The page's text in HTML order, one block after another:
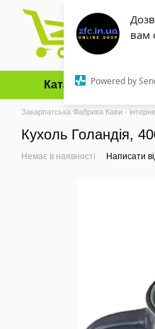
вам
Powered by
Перейти до основного контенту
Каталог Оплата
Закарпатська Фабрика Кави -
Кухоль Голандія,
Немає в наявності Написати